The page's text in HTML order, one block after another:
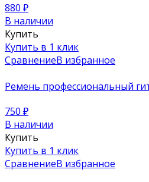
880 ₽
В наличии
Купить
Купить в 1 клик
СравнениеВ избранное
Ремень профессиональный
750 ₽
В наличии
Купить
Купить в 1 клик
СравнениеВ избранное